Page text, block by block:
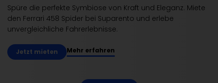
Spüre die perfekte Symbiose von Kraft und Eleganz. Miete
den Ferrari 458 Spider bei Suparento und erlebe
unvergleichliche Fahrerlebnisse.
Jetzt mieten Mehr erfahren